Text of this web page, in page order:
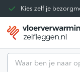
Kies zelf je
Tot 30 dagen terug
Gratis verzending